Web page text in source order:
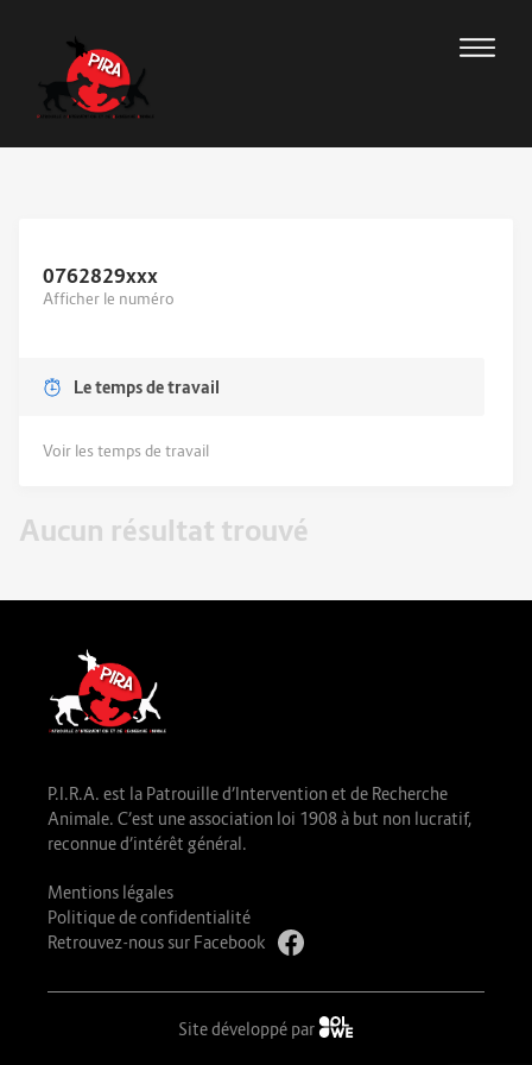
0762829xxx
Afficher le numéro
Le temps de travail
Voir les temps de travail
Aucun résultat trouvé
P.I.R.A. est la Patrouille d’Intervention et de Recherche
Animale. C’est une association loi 1908 à but non lucratif,
reconnue d’intérêt général.
Mentions légales
Politique de confidentialité
Retrouvez-nous sur Facebook
Site développé par